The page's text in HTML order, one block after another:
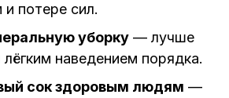
потере сил.
уборку — лучше
лёгким наведением порядка.
сок здоровым людям —